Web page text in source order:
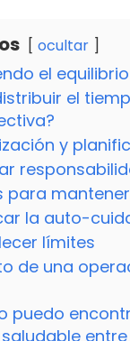
ocultar
el
el
y
para
la auto-
límites
de una
puedo